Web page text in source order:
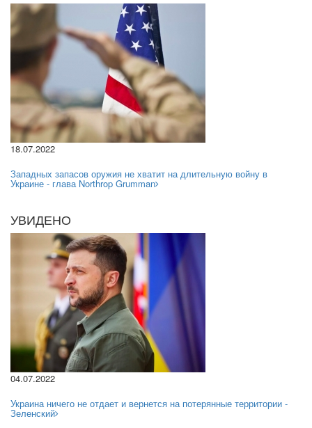
18.07.2022
Западных запасов оружия не хватит на длительную войну в
Украине - глава Northrop Grumman
УВИДЕНО
04.07.2022
Украина ничего не отдает и вернется на потерянные территории -
Зеленский